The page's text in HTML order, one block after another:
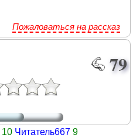
Пожаловаться на рассказ
79
10 Читатель667 9